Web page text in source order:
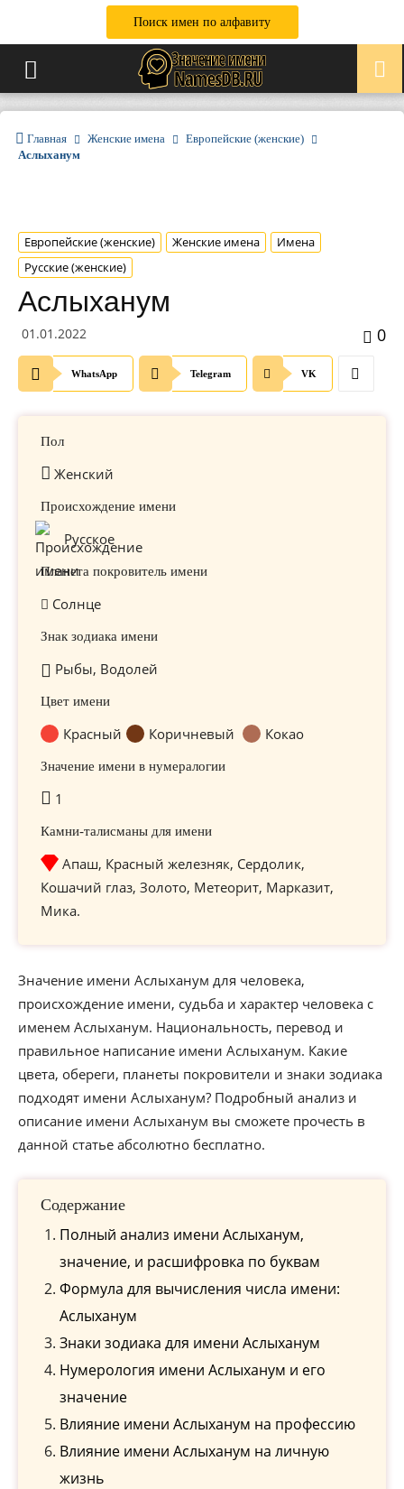
Поиск имен по алфавиту
Главная Женские имена
Европейские (женские)
Аслыханум
Европейские (женские) Женские имена
Имена
Русские (женские)
Аслыханум
01.01.2022 0
WhatsApp Telegram VK
Пол
Женский
Происхождение имени
Русское
Планета покровитель имени
Солнце
Знак зодиака имени
Рыбы, Водолей
Цвет имени
Красный Коричневый Кокао
Значение имени в нумералогии
1
Камни-талисманы для имени
Апаш, Красный железняк, Сердолик,
Кошачий глаз, Золото, Метеорит, Марказит,
Мика.
Значение имени Аслыханум для человека,
происхождение имени, судьба и характер человека с
именем Аслыханум. Национальность, перевод и
правильное написание имени Аслыханум. Какие
цвета, обереги, планеты покровители и знаки зодиака
подходят имени Аслыханум? Подробный анализ и
описание имени Аслыханум вы сможете прочесть в
данной статье абсолютно бесплатно.
Содержание
Полный анализ имени Аслыханум,
значение, и расшифровка по буквам
Формула для вычисления числа имени:
Аслыханум
Знаки зодиака для имени Аслыханум
Нумерология имени Аслыханум и его
значение
Влияние имени Аслыханум на профессию
Влияние имени Аслыханум на личную
жизнь